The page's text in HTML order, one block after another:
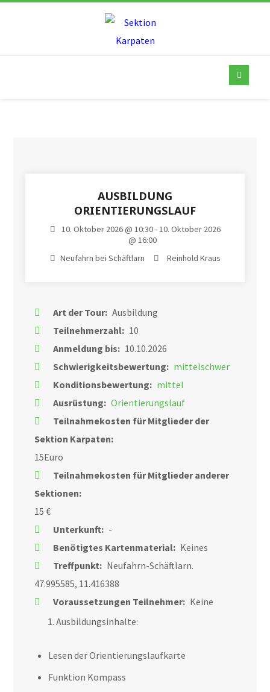
AUSBILDUNG
ORIENTIERUNGSLAUF
10. Oktober 2026 @ 10:30 - 10. Oktober 2026
@ 16:00
Neufahrn bei Schäftlarn
Reinhold Kraus
Art der Tour: Ausbildung
Teilnehmerzahl: 10
Anmeldung bis: 10.10.2026
Schwierigkeitsbewertung: mittelschwer
Konditionsbewertung: mittel
Ausrüstung: Orientierungslauf
Teilnahmekosten für Mitglieder der
Sektion Karpaten:
15Euro
Teilnahmekosten für Mitglieder anderer
Sektionen:
15 €
Unterkunft: -
Benötigtes Kartenmaterial: Keines
Treffpunkt: Neufahrn-Schäftlarn.
47.995585, 11.416388
Voraussetzungen Teilnehmer: Keine
Ausbildungsinhalte:
Lesen der Orientierungslaufkarte
Funktion Kompass